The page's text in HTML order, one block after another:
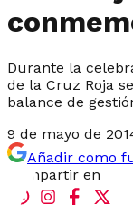
Durante la
de la Cruz Roja
balance de
9 de mayo de
Añadir como
Compartir en